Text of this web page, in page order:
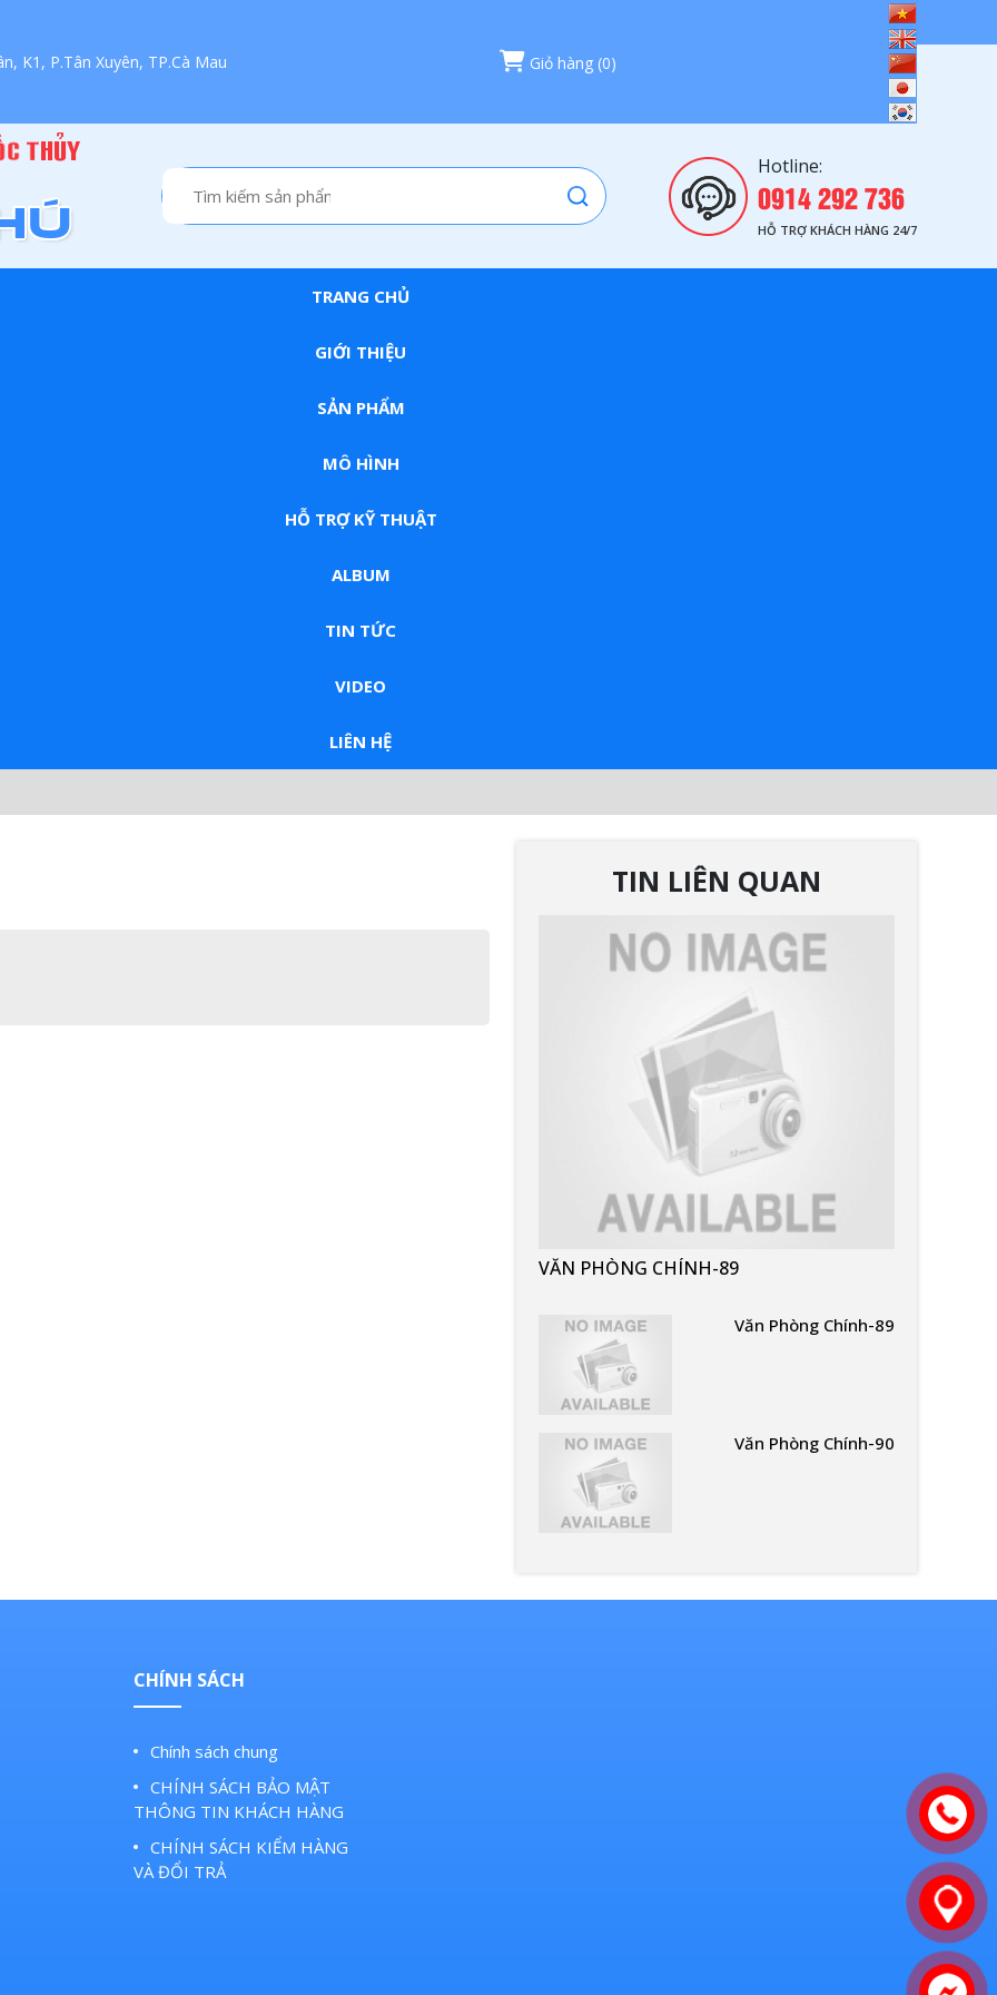
K1, P.Tân Xuyên, TP.Cà Mau Giỏ hàng(0)
Hotline:
0914 292 736
HỖ TRỢ KHÁCH HÀNG 24/7
TRANG CHỦ
GIỚI THIỆU
SẢN PHẨM
MÔ HÌNH
HỖ TRỢ KỸ THUẬT
ALBUM
TIN TỨC
VIDEO
LIÊN HỆ
TIN LIÊN QUAN
VĂN PHÒNG CHÍNH-89
Văn Phòng Chính-89
Văn Phòng Chính-90
CHÍNH SÁCH
Chính sách chung
CHÍNH SÁCH BẢO MẬT
THÔNG TIN KHÁCH HÀNG
CHÍNH SÁCH KIỂM HÀNG
VÀ ĐỔI TRẢ